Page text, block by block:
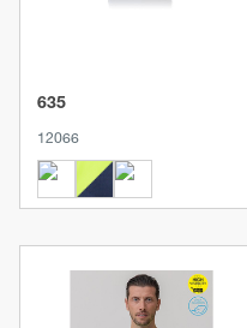
635
12066